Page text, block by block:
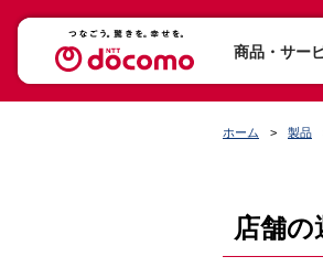
商品・サー
ホーム 製品
店舗の